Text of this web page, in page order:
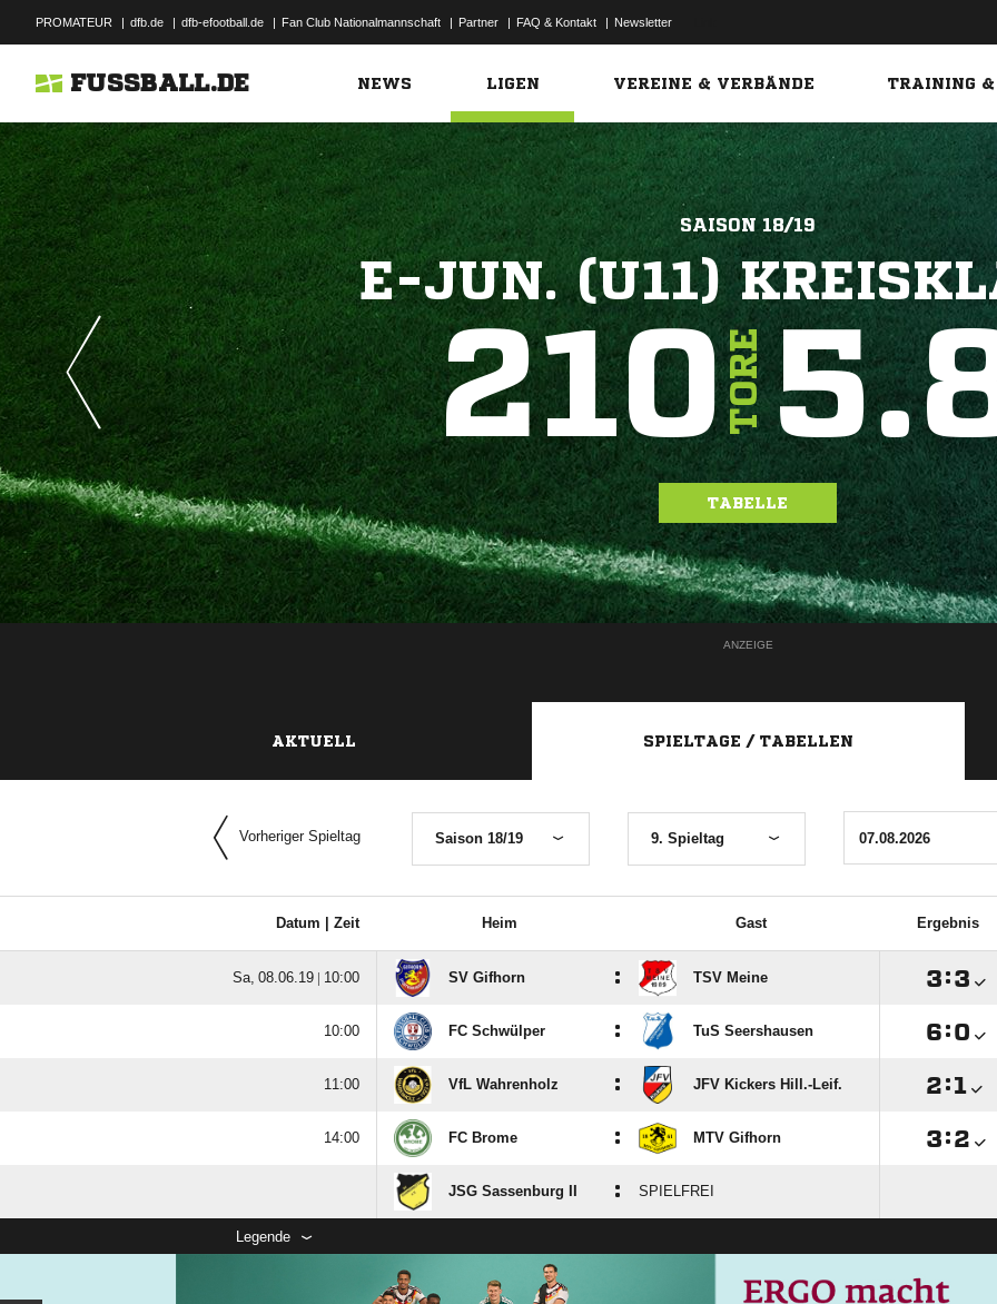
PROMATEUR | dfb.de | dfb-efootball.de | Fan Club Nationalmannschaft | Partner | FAQ & Kontakt | Newsletter
FUSSBALL.DE NEWS LIGEN VEREINE & VERBÄNDE TRAINING &
SAISON 18/19
E-JUN. (U11)
210TORE
TABELLE
ANZEIGE
AKTUELL SPIELTAGE / TABELLEN
Vorheriger Spieltag Saison 18/19 9. Spieltag
Datum | Zeit Heim Gast Ergebnis
  |  SV Gifhorn : TSV Meine :
 FC Schwülper : TuS Seershausen :
 VfL Wahrenholz : JFV Kickers Hill.-Leif. :
 FC Brome : MTV Gifhorn :
JSG Sassenburg II : SPIELFREI
Legende